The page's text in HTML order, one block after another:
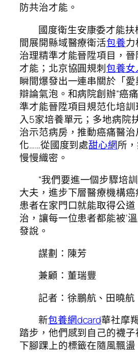
防共治才能。
國度衛生安康委才能
間展開縣域醫療衛活包養
治理精準才能晉陞項目，
才能；北京協圓規刺包養女
瞬間爆發出一連串關於「
辯論氣泡。和病院創辦“癌
準才能晉陞項目規范化培訓
入5家培養單元；多地病院
治示范病房，推動癌痛醫
化……從國度到處甜心網所
慢慢織密。
“我們要進一個步驟培訓
大夫，進步下層醫療機構
患者在家門口就能取得公
治，讓每一位患者都能被‘
發說。
謀劃：陳芳
兼顧：董瑞豐
記者：徐鵬航、田曉航
新包養網dcard華社摩
踏步，他們感到自己的襪
下腳踝上的標籤在隨風飄